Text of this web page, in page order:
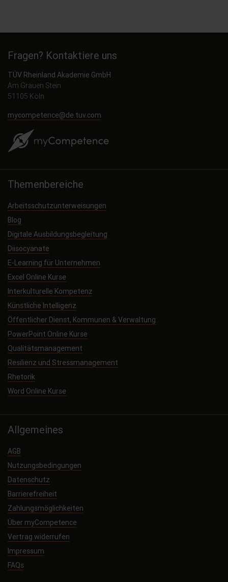
Fragen? Kontaktiere uns
TÜV Rheinland Akademie GmbH
Am Grauen Stein
51105 Köln
mycompetence@de.tuv.com
Themenbereiche
Arbeitsschutzunterweisungen
Blog
Digitale Ausbildungsbegleitung
Diisocyanate
E-Learning für Unternehmen
Excel Online Kurse
Interkulturelle Kompetenz
Künstliche Intelligenz
Öffentlicher Dienst, Kommunen & Verwaltung
PowerPoint Online Kurse
Qualitätsmanagement
Resilienz und Stressmanagement
Rhetorik
Word Online Kurse
Allgemeines
AGB
Nutzungsbedingungen
Datenschutz
Barrierefreiheit
Zahlungsmöglichkeiten
Über myCompetence
Vertrag widerrufen
Impressum
FAQs